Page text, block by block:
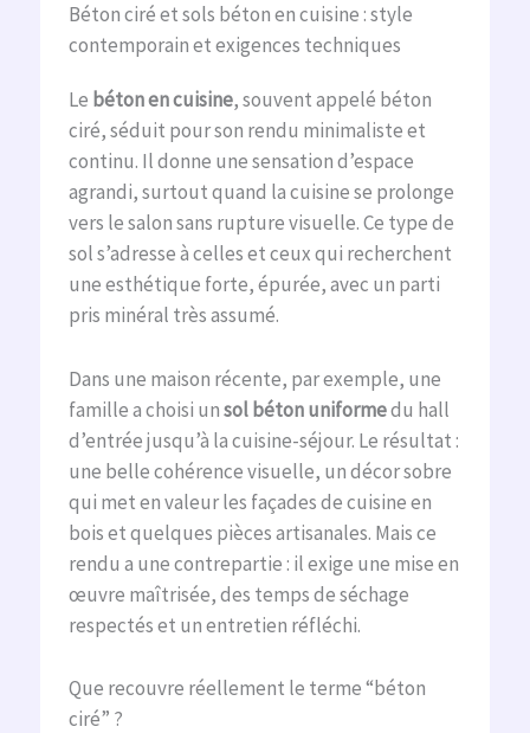
Béton ciré et sols béton en cuisine : style
contemporain et exigences techniques
Le béton en cuisine, souvent appelé béton
ciré, séduit pour son rendu minimaliste et
continu. Il donne une sensation d’espace
agrandi, surtout quand la cuisine se prolonge
vers le salon sans rupture visuelle. Ce type de
sol s’adresse à celles et ceux qui recherchent
une esthétique forte, épurée, avec un parti
pris minéral très assumé.
Dans une maison récente, par exemple, une
famille a choisi unsol béton uniformedu hall
d’entrée jusqu’à la cuisine-séjour. Le résultat :
une belle cohérence visuelle, un décor sobre
qui met en valeur les façades de cuisine en
bois et quelques pièces artisanales. Mais ce
rendu a une contrepartie : il exige une mise en
œuvre maîtrisée, des temps de séchage
respectés et un entretien réfléchi.
Que recouvre réellement le terme “béton
ciré” ?